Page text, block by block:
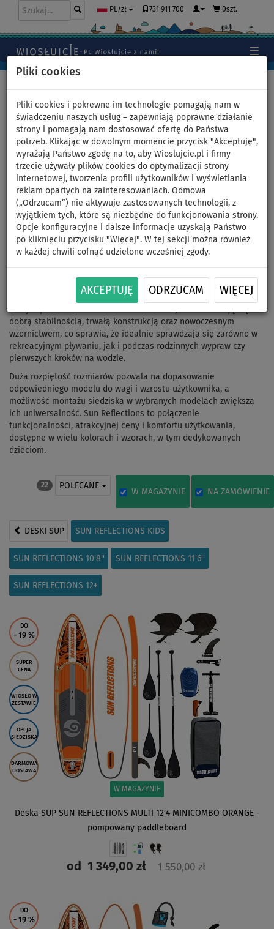
Pliki cookies
Pliki cookies i pokrewne im technologie pomagają nam w
świadczeniu naszych usług – zapewniają poprawne działanie
strony i pomagają nam dostosować ofertę do Państwa
potrzeb. Klikając w dowolnym momencie przycisk "Akceptuję",
wyrażają Państwo zgodę na to, aby Wioslujcie.pl i firmy
trzecie używały plików cookies do optymalizacji strony
internetowej, tworzenia profili użytkowników i wyświetlania
reklam opartych na zainteresowaniach. Odmowa
(„Odrzucam”) nie aktywuje zastosowanych technologii, z
wyjątkiem tych, które są niezbędne do funkcjonowania strony.
Opcje konfiguracyjne i dalsze informacje uzyskają Państwo
po kliknięciu przycisku "Więcej". W tej sekcji można również
w każdej chwili cofnąć udzielone wcześniej zgody.
AKCEPTUJĘ ODRZUCAM WIĘCEJ
PL/zł 731 911 700 0szt.
Pompowane deski SUP - SUN
REFLECTIONS
oferujący modele o długości od 8 do ponad 12 stóp,
zaprojektowane z myślą o użytkownikach w każdym wieku i na
dobrą stabilnością, trwałą konstrukcją oraz nowoczesnym
wzornictwem, co sprawia, że idealnie sprawdzają się zarówno w
rekreacyjnym pływaniu, jak i podczas rodzinnych wypraw czy
pierwszych kroków na wodzie.
Duża rozpiętość rozmiarów pozwala na dopasowanie
odpowiedniego modelu do wagi i wzrostu użytkownika, a
możliwość montażu siedziska w wybranych modelach zwiększa
ich uniwersalność. Sun Reflections to połączenie
funkcjonalności, atrakcyjnej ceny i komfortu użytkowania,
dostępne w wielu kolorach i wzorach, w tym dedykowanych
dzieciom.
22 POLECANE
W MAGAZYNIE NA ZAMÓWIENIE
DESKI SUP SUN REFLECTIONS KIDS
SUN REFLECTIONS 10'8'' SUN REFLECTIONS 11'6''
SUN REFLECTIONS 12+
DO
- 19 %
SUPER
CENA
WIOSŁO W
ZESTAWIE
OPCJA
SIEDZISKA
DARMOWA
DOSTAWA
W MAGAZYNIE
Deska SUP SUN REFLECTIONS MULTI 12'4 MINICOMBO ORANGE -
pompowany paddleboard
od1 349,00 zł 1 550,00 zł
DO
- 19 %